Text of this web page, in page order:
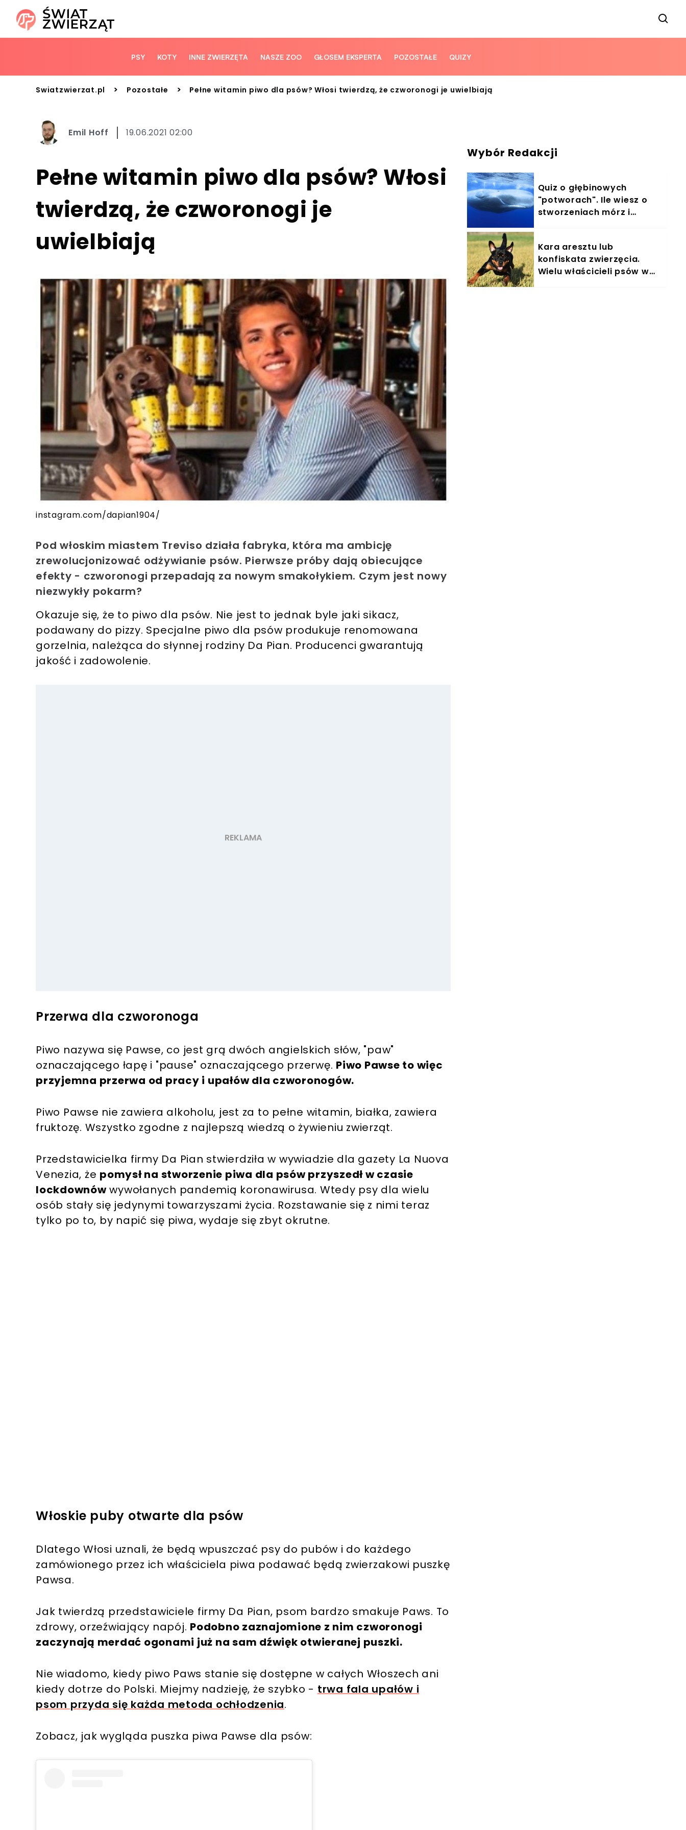
PSY KOTY INNE ZWIERZĘTA NASZE ZOO GŁOSEM EKSPERTA POZOSTAŁE QUIZY
Swiatzwierzat.pl > Pozostałe > Pełne witamin piwo dla psów? Włosi twierdzą, że czworonogi je uwielbiają
Emil Hoff 19.06.2021 02:00
Pełne witamin piwo dla psów? Włosi
twierdzą, że czworonogi je
uwielbiają
instagram.com/dapian1904/
Pod włoskim miastem Treviso działa fabryka, która ma ambicję
zrewolucjonizować odżywianie psów. Pierwsze próby dają obiecujące
efekty - czworonogi przepadają za nowym smakołykiem. Czym jest nowy
niezwykły pokarm?
Okazuje się, że to piwo dla psów. Nie jest to jednak byle jaki sikacz,
podawany do pizzy. Specjalne piwo dla psów produkuje renomowana
gorzelnia, należąca do słynnej rodziny Da Pian. Producenci gwarantują
jakość i zadowolenie.
Przerwa dla czworonoga
Piwo nazywa się Pawse, co jest grą dwóch angielskich słów, "paw"
oznaczającego łapę i "pause" oznaczającego przerwę. Piwo Pawse to więc
przyjemna przerwa od pracy i upałów dla czworonogów.
Piwo Pawse nie zawiera alkoholu, jest za to pełne witamin, białka, zawiera
fruktozę. Wszystko zgodne z najlepszą wiedzą o żywieniu zwierząt.
Przedstawicielka firmy Da Pian stwierdziła w wywiadzie dla gazety La Nuova
Venezia, że pomysł na stworzenie piwa dla psów przyszedł w czasie
lockdownówwywołanych pandemią koronawirusa. Wtedy psy dla wielu
osób stały się jedynymi towarzyszami życia. Rozstawanie się z nimi teraz
tylko po to, by napić się piwa, wydaje się zbyt okrutne.
Włoskie puby otwarte dla psów
Dlatego Włosi uznali, że będą wpuszczać psy do pubów i do każdego
zamówionego przez ich właściciela piwa podawać będą zwierzakowi puszkę
Pawsa.
Jak twierdzą przedstawiciele firmy Da Pian, psom bardzo smakuje Paws. To
zdrowy, orzeźwiający napój. Podobno zaznajomione z nim czworonogi
zaczynają merdać ogonami już na sam dźwięk otwieranej puszki.
Nie wiadomo, kiedy piwo Paws stanie się dostępne w całych Włoszech ani
kiedy dotrze do Polski. Miejmy nadzieję, że szybko - trwa fala upałów i
psom przyda się każda metoda ochłodzenia.
Zobacz, jak wygląda puszka piwa Pawse dla psów:
Wybór Redakcji
Quiz o głębinowych
"potworach". Ile wiesz o
stworzeniach mórz i
Kara aresztu lub
konfiskata zwierzęcia.
Wielu właścicieli psów w